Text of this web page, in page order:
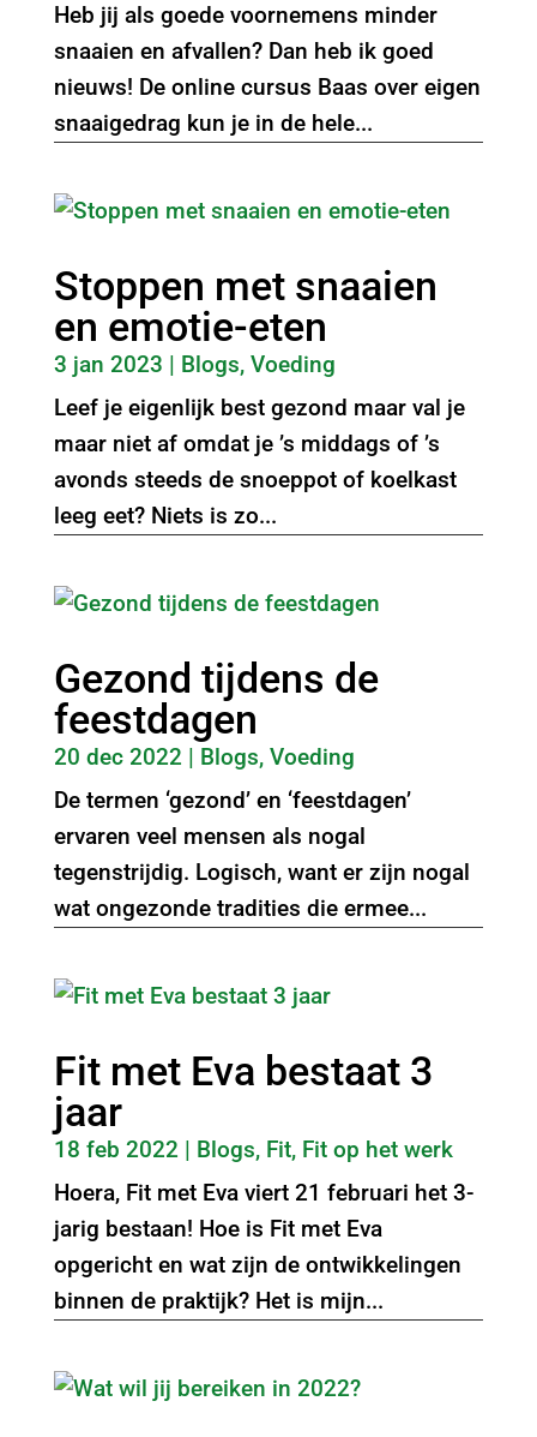
Heb jij als goede voornemens minder
snaaien en afvallen? Dan heb ik goed
nieuws! De online cursus Baas over eigen
snaaigedrag kun je in de hele...
Stoppen met snaaien
en emotie-eten
3 jan 2023 | Blogs, Voeding
Leef je eigenlijk best gezond maar val je
maar niet af omdat je ’s middags of ’s
avonds steeds de snoeppot of koelkast
leeg eet? Niets is zo...
Gezond tijdens de
feestdagen
20 dec 2022 | Blogs, Voeding
De termen ‘gezond’ en ‘feestdagen’
ervaren veel mensen als nogal
tegenstrijdig. Logisch, want er zijn nogal
wat ongezonde tradities die ermee...
Fit met Eva bestaat 3
jaar
18 feb 2022 | Blogs, Fit, Fit op het werk
Hoera, Fit met Eva viert 21 februari het 3-
jarig bestaan! Hoe is Fit met Eva
opgericht en wat zijn de ontwikkelingen
binnen de praktijk? Het is mijn...